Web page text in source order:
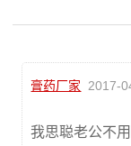
膏药厂家 2017-
我思聪老公不